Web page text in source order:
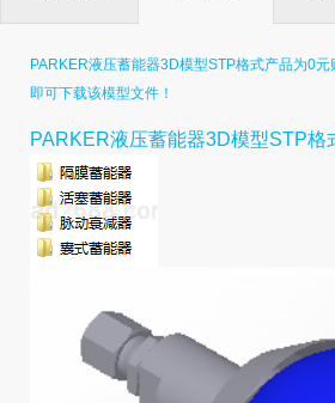
PARKER液压蓄能器3D模型STP格式产品为0
即可下载该模型文件！
PARKER液压蓄能器3D模型STP格